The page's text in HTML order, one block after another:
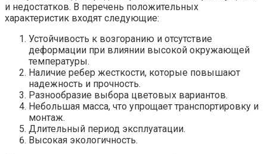
и недостатков. В перечень положительных
характеристик входят следующие:
Устойчивость к возгоранию и отсутствие
деформации при влиянии высокой окружающей
температуры.
Наличие ребер жесткости, которые повышают
надежность и прочность.
Разнообразие выбора цветовых вариантов.
Небольшая масса, что упрощает транспортировку и
монтаж.
Длительный период эксплуатации.
Высокая экологичность.